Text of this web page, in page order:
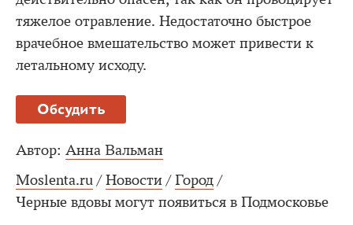
тяжелое отравление. Недостаточно быстрое
врачебное вмешательство может привести к
летальному исходу.
Обсудить
Автор: Анна Вальман
Moslenta.ru / Новости / Город /
Черные вдовы могут появиться в Подмосковье